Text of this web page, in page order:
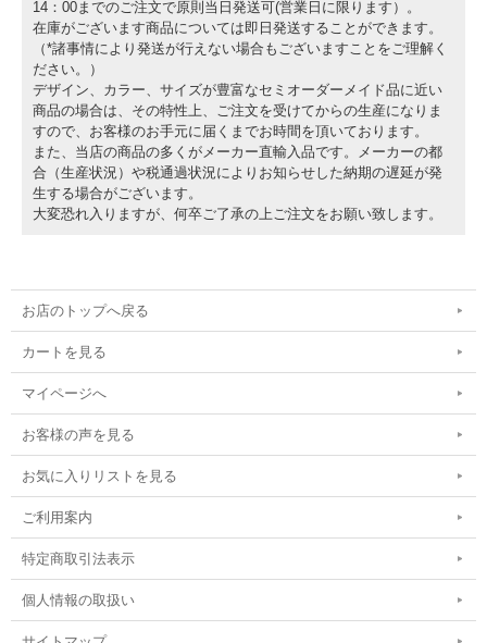
14：00までのご注文で原則当日発送可(営業日に限ります）。
在庫がございます商品については即日発送することができます。
（*諸事情により発送が行えない場合もございますことをご理解く
ださい。）
デザイン、カラー、サイズが豊富なセミオーダーメイド品に近い
商品の場合は、その特性上、ご注文を受けてからの生産になりま
すので、お客様のお手元に届くまでお時間を頂いております。
また、当店の商品の多くがメーカー直輸入品です。メーカーの都
合（生産状況）や税通過状況によりお知らせした納期の遅延が発
生する場合がございます。
大変恐れ入りますが、何卒ご了承の上ご注文をお願い致します。
お店のトップへ戻る
カートを見る
マイページへ
お客様の声を見る
お気に入りリストを見る
ご利用案内
特定商取引法表示
個人情報の取扱い